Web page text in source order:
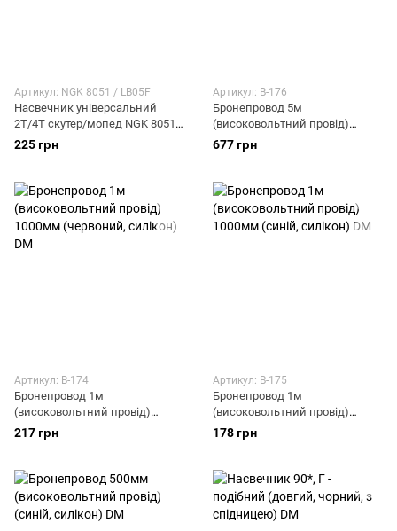
Артикул: NGK 8051 / LB05F
Насвечник універсальний
2T/4T скутер/мопед NGK 8051 /
LB05F
225 грн
Артикул: B-176
Бронепровод 5м
(високовольтний провід)
5000мм (червоний, силікон)
677 грн
Артикул: B-174
Бронепровод 1м
(високовольтний провід)
1000мм (червоний, силікон)
217 грн
Артикул: B-175
Бронепровод 1м
(високовольтний провід)
1000мм (синій, силікон) DM
178 грн